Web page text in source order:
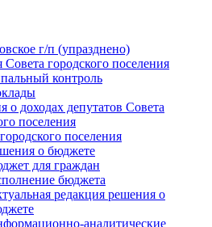
г/п (упразднено)
городского поселения
контроль
о доходах депутатов Совета
поселения
поселения
о бюджете
для граждан
бюджета
редакция решения о
аналитические